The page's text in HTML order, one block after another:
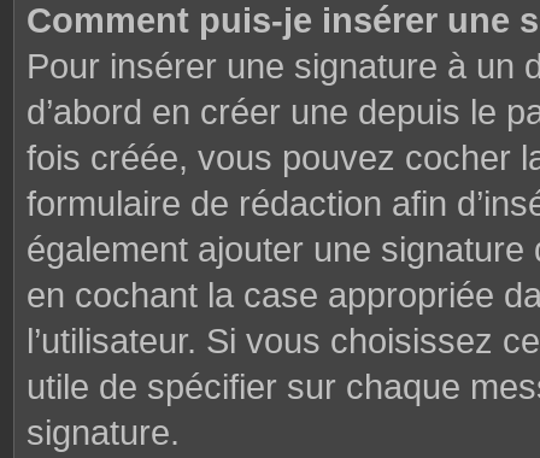
Comment puis-je insérer une
Pour insérer une signature à un
d’abord en créer une depuis le
fois créée, vous pouvez cocher
formulaire de rédaction afin
également ajouter une
en cochant la case appropriée
l’utilisateur. Si vous choisissez
utile de spécifier sur chaque
signature.